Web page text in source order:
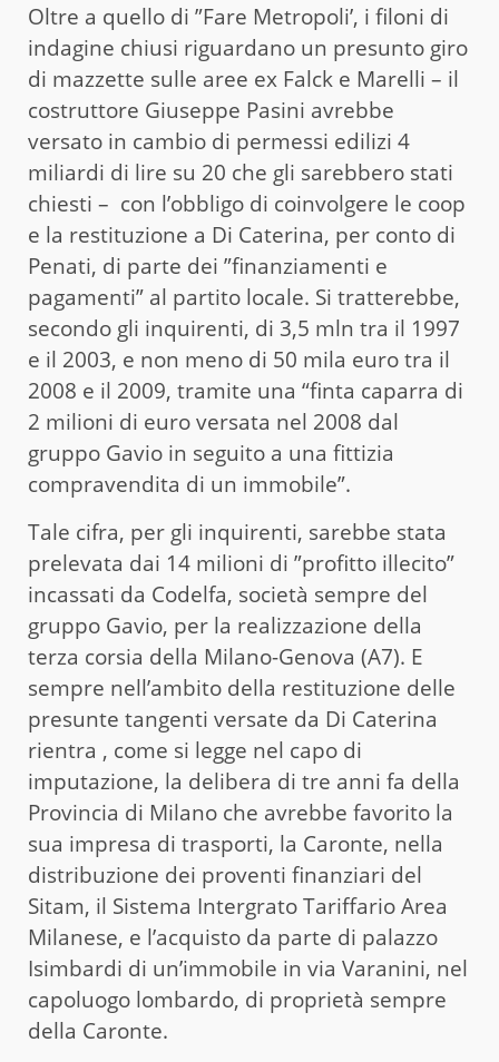
Oltre a quello di ”Fare Metropoli’, i filoni di
indagine chiusi riguardano un presunto giro
di mazzette sulle aree ex Falck e Marelli – il
costruttore Giuseppe Pasini avrebbe
versato in cambio di permessi edilizi 4
miliardi di lire su 20 che gli sarebbero stati
chiesti – con l’obbligo di coinvolgere le coop
e la restituzione a Di Caterina, per conto di
Penati, di parte dei ”finanziamenti e
pagamenti” al partito locale. Si tratterebbe,
secondo gli inquirenti, di 3,5 mln tra il 1997
e il 2003, e non meno di 50 mila euro tra il
2008 e il 2009, tramite una “finta caparra di
2 milioni di euro versata nel 2008 dal
gruppo Gavio in seguito a una fittizia
compravendita di un immobile”.
Tale cifra, per gli inquirenti, sarebbe stata
prelevata dai 14 milioni di ”profitto illecito”
incassati da Codelfa, società sempre del
gruppo Gavio, per la realizzazione della
terza corsia della Milano-Genova (A7). E
sempre nell’ambito della restituzione delle
presunte tangenti versate da Di Caterina
rientra , come si legge nel capo di
imputazione, la delibera di tre anni fa della
Provincia di Milano che avrebbe favorito la
sua impresa di trasporti, la Caronte, nella
distribuzione dei proventi finanziari del
Sitam, il Sistema Intergrato Tariffario Area
Milanese, e l’acquisto da parte di palazzo
Isimbardi di un’immobile in via Varanini, nel
capoluogo lombardo, di proprietà sempre
della Caronte.